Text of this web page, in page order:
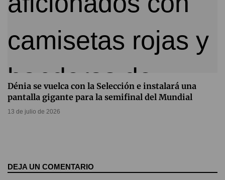
Dénia se vuelca con la Selección e instalará una
pantalla gigante para la semifinal del Mundial
13 de julio de 2026
DEJA UN COMENTARIO